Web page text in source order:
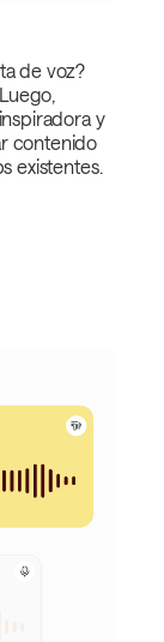
de voz?
y
contenido
existentes.